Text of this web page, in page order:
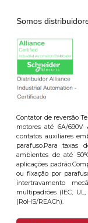
Somos
Contator de reversão
motores até 6A/690V
contatos auxiliares
parafuso.Para taxas
ambientes de até
aplicações
ou fixação por
intertravamento
multipadrões (IEC,
(RoHS/REACh).